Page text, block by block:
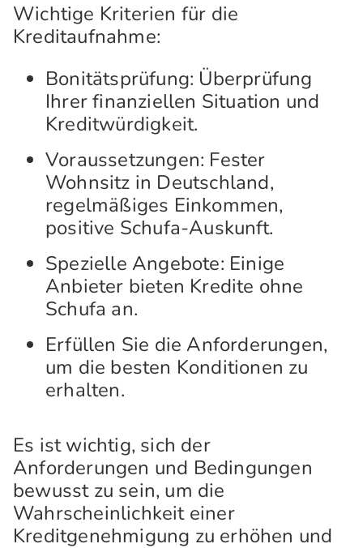
Wichtige Kriterien für die
Kreditaufnahme:
Bonitätsprüfung: Überprüfung
Ihrer finanziellen Situation und
Kreditwürdigkeit.
Voraussetzungen: Fester
Wohnsitz in Deutschland,
regelmäßiges Einkommen,
positive Schufa-Auskunft.
Spezielle Angebote: Einige
Anbieter bieten Kredite ohne
Schufa an.
Erfüllen Sie die Anforderungen,
um die besten Konditionen zu
erhalten.
Es ist wichtig, sich der
Anforderungen und Bedingungen
bewusst zu sein, um die
Wahrscheinlichkeit einer
Kreditgenehmigung zu erhöhen und